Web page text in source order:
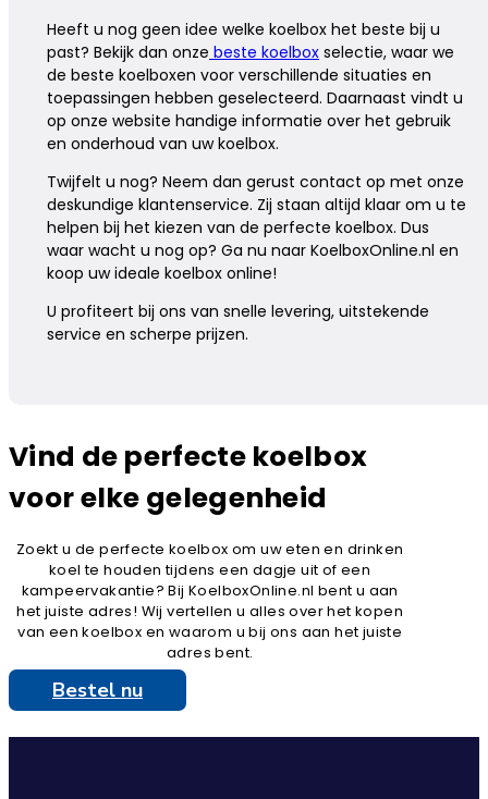
Heeft u nog geen idee welke koelbox het beste bij u
past? Bekijk dan onze beste koelbox selectie, waar we
de beste koelboxen voor verschillende situaties en
toepassingen hebben geselecteerd. Daarnaast vindt u
op onze website handige informatie over het gebruik
en onderhoud van uw koelbox.
Twijfelt u nog? Neem dan gerust contact op met onze
deskundige klantenservice. Zij staan altijd klaar om u te
helpen bij het kiezen van de perfecte koelbox. Dus
waar wacht u nog op? Ga nu naar KoelboxOnline.nl en
koop uw ideale koelbox online!
U profiteert bij ons van snelle levering, uitstekende
service en scherpe prijzen.
Vind de perfecte koelbox
voor elke gelegenheid
Zoekt u de perfecte koelbox om uw eten en drinken
koel te houden tijdens een dagje uit of een
kampeervakantie? Bij KoelboxOnline.nl bent u aan
het juiste adres! Wij vertellen u alles over het kopen
van een koelbox en waarom u bij ons aan het juiste
adres bent.
Bestel nu